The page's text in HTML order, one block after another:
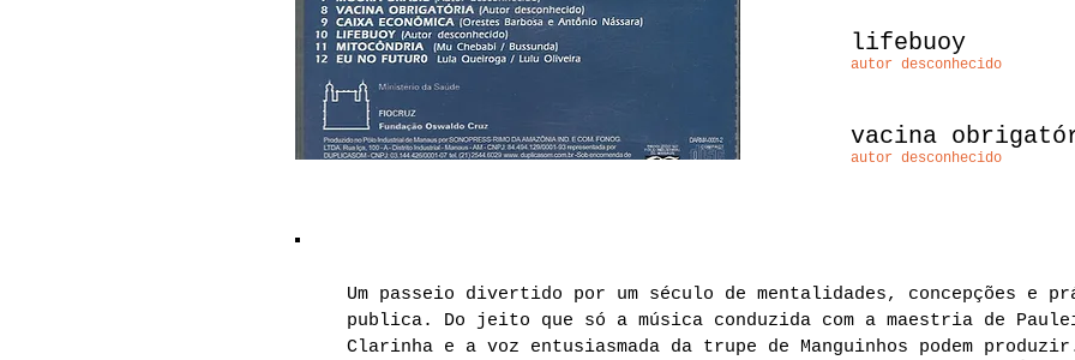
lifebuoy
autor desconhecido
vacina
autor desconhecido
Um passeio divertido por um século de mentalidades, concepções e
publica. Do jeito que só a música conduzida com a maestria de
Clarinha e a voz entusiasmada da trupe de Manguinhos podem